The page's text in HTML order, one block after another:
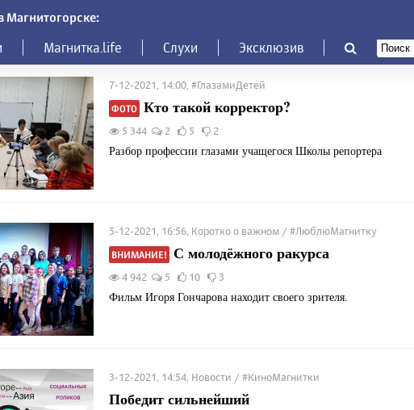
Магнитогорске:
Магнитка.life Слухи Эксклюзив
7-12-2021, 14:00, #ГлазамиДетей
ФОТО Кто такой корректор?
5 344 2 5 2
Разбор профессии глазами учащегося Школы репортера
5-12-2021, 16:56, Коротко о важном / #ЛюблюМагнитку
ВНИМАНИЕ! С молодёжного ракурса
4 942 5 10 3
Фильм Игоря Гончарова находит своего зрителя.
3-12-2021, 14:54, Новости / #КиноМагнитки
Победит сильнейший